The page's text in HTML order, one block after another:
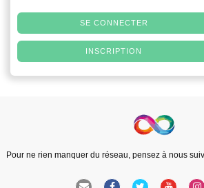
SE CONNECTER
INSCRIPTION
Pour ne rien manquer du réseau, pensez à nous